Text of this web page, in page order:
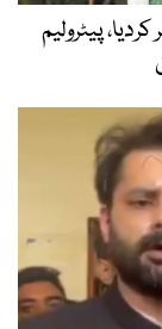
کردیا، پیٹرولیم